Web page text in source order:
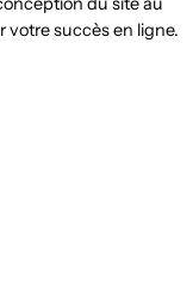
votre succès en ligne.